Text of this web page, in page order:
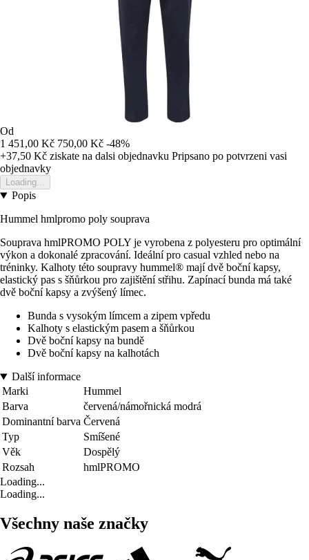
Od
1 451,00 Kč 750,00 Kč -48%
+37,50 Kč ziskate na dalsi objednavku Pripsano po potvrzeni vasi
objednavky
Loading...
Popis
Hummel hmlpromo poly souprava
Souprava hmlPROMO POLY je vyrobena z polyesteru pro optimální
výkon a dokonalé zpracování. Ideální pro casual vzhled nebo na
tréninky. Kalhoty této soupravy hummel® mají dvě boční kapsy,
elastický pas s šňůrkou pro zajištění střihu. Zapínací bunda má také
dvě boční kapsy a zvýšený límec.
Bunda s vysokým límcem a zipem vpředu
Kalhoty s elastickým pasem a šňůrkou
Dvě boční kapsy na bundě
Dvě boční kapsy na kalhotách
Další informace
Marki
Hummel
Barva
červená/námořnická modrá
Dominantní barva Červená
Typ
Smíšené
Věk
Dospělý
Rozsah
hmlPROMO
Loading...
Loading...
Všechny naše značky